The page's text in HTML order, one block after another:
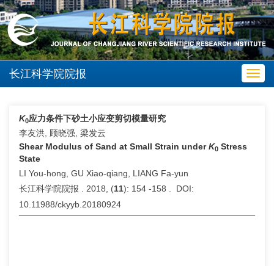
长江科学院院报
K0应力条件下砂土小应变剪切模量研究
李友洪, 顾晓强, 梁发云
Shear Modulus of Sand at Small Strain underK0 Stress
State
LI You-hong, GU Xiao-qiang, LIANG Fa-yun
长江科学院院报 . 2018, (11): 154 -158 . DOI:
10.11988/ckyyb.20180924